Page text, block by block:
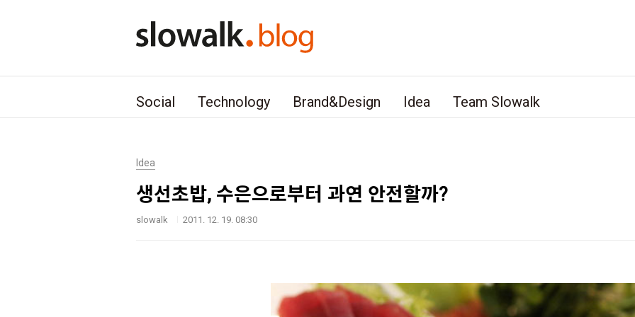
Social Technology Brand&Design Idea Team Slowalk
Idea
생선초밥, 수은으로부터 과연 안전할까?
slowalk 2011. 12. 19. 08:30